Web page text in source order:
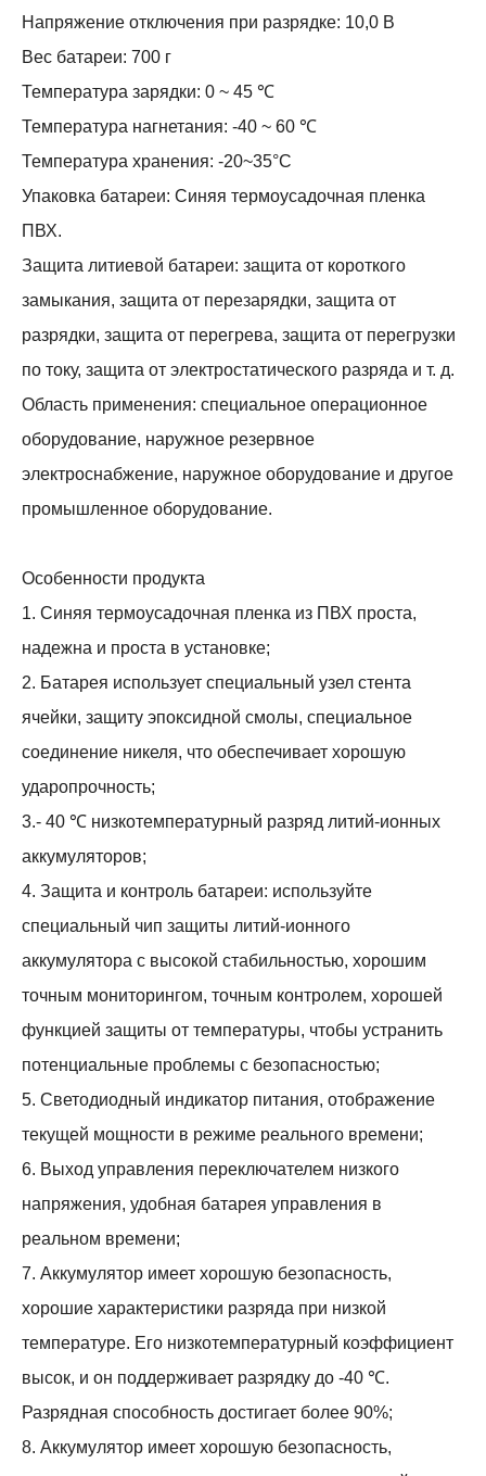
Напряжение отключения при разрядке: 10,0 В
Вес батареи: 700 г
Температура зарядки: 0 ~ 45 ℃
Температура нагнетания: -40 ~ 60 ℃
Температура хранения: -20~35°С
Упаковка батареи: Синяя термоусадочная пленка
ПВХ.
Защита литиевой батареи: защита от короткого
замыкания, защита от перезарядки, защита от
разрядки, защита от перегрева, защита от перегрузки
по току, защита от электростатического разряда и т. д.
Область применения: специальное операционное
оборудование, наружное резервное
электроснабжение, наружное оборудование и другое
промышленное оборудование.
Особенности продукта
1. Синяя термоусадочная пленка из ПВХ проста,
надежна и проста в установке;
2. Батарея использует специальный узел стента
ячейки, защиту эпоксидной смолы, специальное
соединение никеля, что обеспечивает хорошую
ударопрочность;
3.- 40 ℃ низкотемпературный разряд литий-ионных
аккумуляторов;
4. Защита и контроль батареи: используйте
специальный чип защиты литий-ионного
аккумулятора с высокой стабильностью, хорошим
точным мониторингом, точным контролем, хорошей
функцией защиты от температуры, чтобы устранить
потенциальные проблемы с безопасностью;
5. Светодиодный индикатор питания, отображение
текущей мощности в режиме реального времени;
6. Выход управления переключателем низкого
напряжения, удобная батарея управления в
реальном времени;
7. Аккумулятор имеет хорошую безопасность,
хорошие характеристики разряда при низкой
температуре. Его низкотемпературный коэффициент
высок, и он поддерживает разрядку до -40 ℃.
Разрядная способность достигает более 90%;
8. Аккумулятор имеет хорошую безопасность,